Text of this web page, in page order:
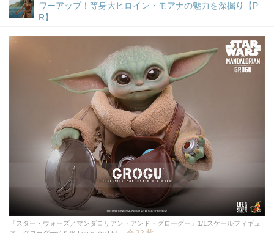
ワーアップ！等身大ヒロイン・モアナの魅力を深掘り【P
R】
『スター・ウォーズ／マンダロリアン・アンド・グローグー』1/1スケールフィギュ